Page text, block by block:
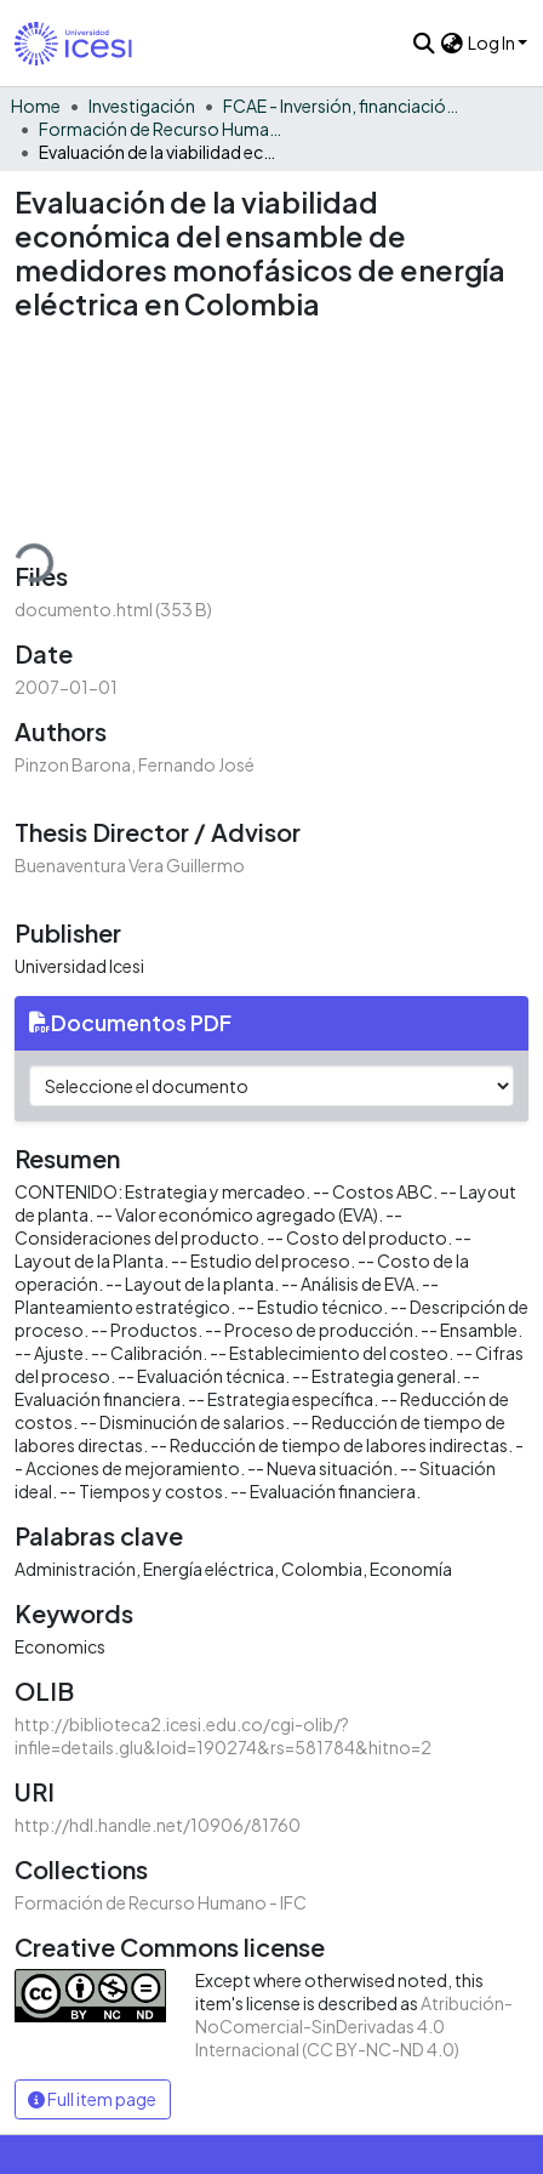
Log In
Home Investigación
Evaluación de la viabilidad
económica del ensamble de
medidores monofásicos de energía
eléctrica en Colombia
Files
documento.html (353 B)
Date
2007-01-01
Authors
Pinzon Barona, Fernando José
Thesis Director / Advisor
Buenaventura Vera Guillermo
Publisher
Universidad Icesi
Documentos PDF
Resumen
CONTENIDO: Estrategia y mercadeo. -- Costos ABC. -- Layout
de planta. -- Valor económico agregado (EVA). --
Consideraciones del producto. -- Costo del producto. --
Layout de la Planta. -- Estudio del proceso. -- Costo de la
operación. -- Layout de la planta. -- Análisis de EVA. --
Planteamiento estratégico. -- Estudio técnico. -- Descripción de
proceso. -- Productos. -- Proceso de producción. -- Ensamble.
-- Ajuste. -- Calibración. -- Establecimiento del costeo. -- Cifras
del proceso. -- Evaluación técnica. -- Estrategia general. --
Evaluación financiera. -- Estrategia específica. -- Reducción de
costos. -- Disminución de salarios. -- Reducción de tiempo de
labores directas. -- Reducción de tiempo de labores indirectas. -
- Acciones de mejoramiento. -- Nueva situación. -- Situación
ideal. -- Tiempos y costos. -- Evaluación financiera.
Palabras clave
Administración Energía eléctrica Colombia Economía
Keywords
Economics
OLIB
http://biblioteca2.icesi.edu.co/cgi-olib/?
infile=details.glu&loid=190274&rs=581784&hitno=2
URI
http://hdl.handle.net/10906/81760
Collections
Formación de Recurso Humano - IFC
Creative Commons license
Except where otherwised noted, this
item's license is described asAtribución-
NoComercial-SinDerivadas 4.0
Internacional (CC BY-NC-ND 4.0)
Full item page